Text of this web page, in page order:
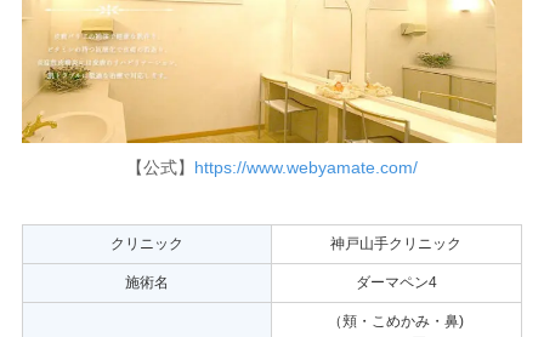
【公式】 https://www.webyamate.com/
クリニック 神戸山手クリニック
施術名 ダーマペン4
（頬・こめかみ・鼻)